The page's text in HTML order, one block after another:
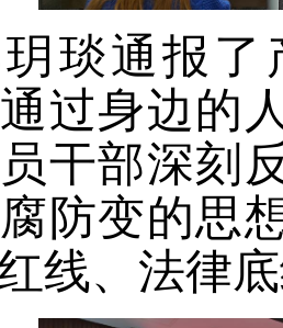
琰通报了
过身边的
干部深刻
防变的思
线、法律